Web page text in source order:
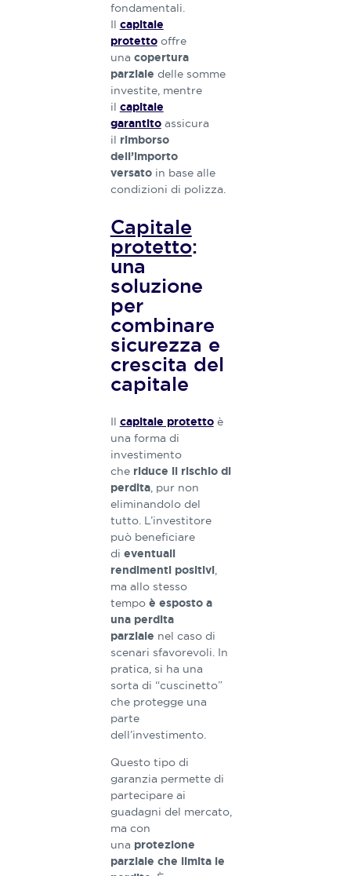
fondamentali.
Il capitale
protettooffre
una copertura
parziale delle somme
investite, mentre
il capitale
garantitoassicura
il rimborso
dell’importo
versatoin base alle
condizioni di polizza.
Capitale
protetto:
una
soluzione
per
combinare
sicurezza e
crescita del
capitale
Il capitale protettoè
una forma di
investimento
che riduce il rischio di
perdita, pur non
eliminandolo del
tutto. L’investitore
può beneficiare
di eventuali
rendimenti positivi,
ma allo stesso
tempo è esposto a
una perdita
parziale nel caso di
scenari sfavorevoli. In
pratica, si ha una
sorta di “cuscinetto”
che protegge una
parte
dell’investimento.
Questo tipo di
garanzia permette di
partecipare ai
guadagni del mercato,
ma con
una protezione
parziale che limita le